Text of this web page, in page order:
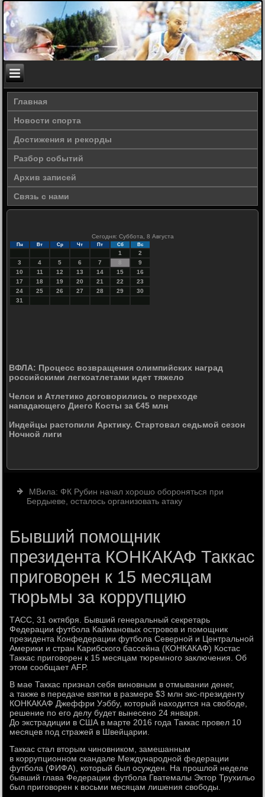
Главная
Новости спорта
Достижения и рекорды
Разбор событий
Архив записей
Связь с нами
Сегодня: Суббота, 8 Августа
Пн Вт Ср Чт Пт Сб Вс
1
2
3
4 5 6 7 8
9
10
11 12 13 14 15
16
17
18 19 20 21 22
23
24
25 26 27 28 29
30
31
ВФЛА: Процесс возвращения олимпийских наград
российскими легкоатлетами идет тяжело
Челси и Атлетико договорились о переходе
нападающего Диего Косты за €45 млн
Индейцы растопили Арктику. Стартовал седьмой сезон
Ночной лиги
МВила: ФК Рубин начал хорошо обороняться при
Бердыеве, осталось организовать атаку
Бывший помощник
президента КОНКАКАФ Таккас
приговорен к 15 месяцам
тюрьмы за коррупцию
ТАСС, 31 октября. Бывший генеральный секретарь
Федерации футбола Каймановых островов и помощник
президента Конфедерации футбола Северной и Центральной
Америки и стран Карибского бассейна (КОНКАКАФ) Костас
Таккас приговорен к 15 месяцам тюремного заключения. Об
этом сообщает AFP.
В мае Таккас признал себя виновным в отмывании денег,
а также в передаче взятки в размере $3 млн экс-президенту
КОНКАКАФ Джеффри Уэббу, который находится на свободе,
решение по его делу будет вынесено 24 января.
До экстрадиции в США в марте 2016 года Таккас провел 10
месяцев под стражей в Швейцарии.
Таккас стал вторым чиновником, замешанным
в коррупционном скандале Международной федерации
футбола (ФИФА), который был осужден. На прошлой неделе
бывший глава Федерации футбола Гватемалы Эктор Трухильо
был приговорен к восьми месяцам лишения свободы.